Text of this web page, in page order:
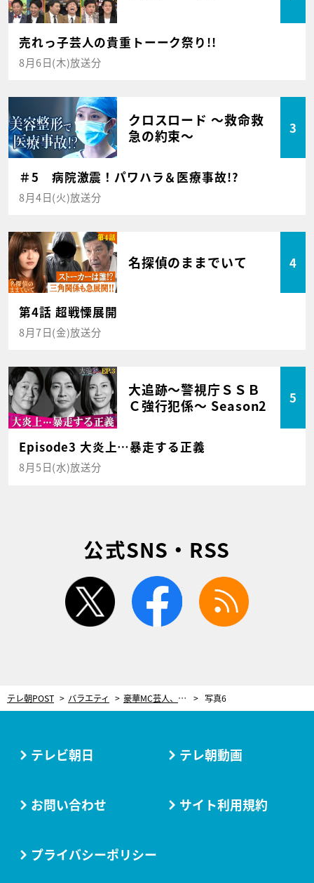
売れっ子芸人の貴重トーーク祭り!!
8月6日(木)放送分
クロスロード ～救命救
急の約束～
3
＃5 病院激震！パワハラ＆医療事故!?
8月4日(火)放送分
名探偵のままでいて 4
第4話 超戦慄展開
8月7日(金)放送分
大追跡～警視庁ＳＳＢ
Ｃ強行犯係～ Season2
5
Episode3 大炎上…暴走する正義
8月5日(水)放送分
公式SNS・RSS
twitter facebook
テレ朝POST バラエティ 豪華MC芸人、“奇跡の集合写真”を公開！総勢24人のMC陣も大満足「久々に腹が痛くなりました」 写真6
テレビ朝日 テレ朝動画
お問い合わせ サイト利用規約
プライバシーポリシー